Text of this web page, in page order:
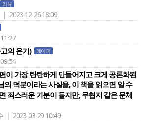
리뷰
| 2023-12-26 18:09
의 온기) 페이퍼
이 가장 탄탄하게 만들어지고 크게 공론화된
의 덕분이라는 사실을, 이 책을 읽으면 알 수
죄스러운 기분이 들지만, 무협지 같은 문체
| 2023-03-29 10:49